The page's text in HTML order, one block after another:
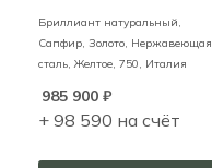
Бриллиант натуральный,
Сапфир, Золото, Нержавеющая
сталь,Желтое, 750, Италия
985 900 ₽
+ 98 590 на счёт